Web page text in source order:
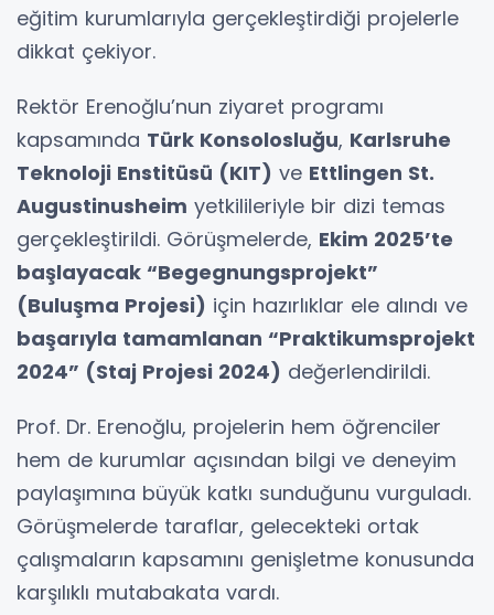
eğitim kurumlarıyla gerçekleştirdiği projelerle
dikkat çekiyor.
Rektör Erenoğlu’nun ziyaret programı
kapsamında Türk Konsolosluğu, Karlsruhe
Teknoloji Enstitüsü (KIT) ve Ettlingen St.
Augustinusheim yetkilileriyle bir dizi temas
gerçekleştirildi. Görüşmelerde, Ekim 2025’te
başlayacak “Begegnungsprojekt”
(Buluşma Projesi) için hazırlıklar ele alındı ve
başarıyla tamamlanan “Praktikumsprojekt
2024” (Staj Projesi 2024) değerlendirildi.
Prof. Dr. Erenoğlu, projelerin hem öğrenciler
hem de kurumlar açısından bilgi ve deneyim
paylaşımına büyük katkı sunduğunu vurguladı.
Görüşmelerde taraflar, gelecekteki ortak
çalışmaların kapsamını genişletme konusunda
karşılıklı mutabakata vardı.